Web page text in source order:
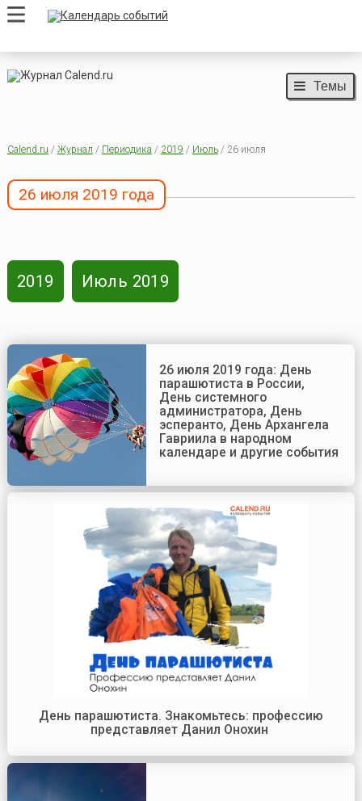
Темы
Calend.ru / Журнал / Периодика / 2019 / Июль/ 26 июля
26 июля 2019 года
2019 Июль 2019
26 июля 2019 года: День
парашютиста в России,
День системного
администратора, День
эсперанто, День Архангела
Гавриила в народном
календаре и другие события
День парашютиста. Знакомьтесь: профессию
представляет Данил Онохин